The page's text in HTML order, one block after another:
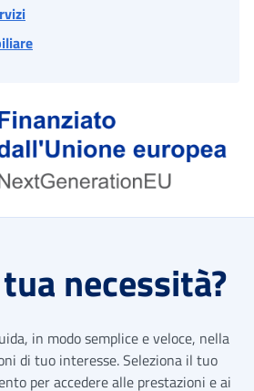
necessità?
in modo semplice e veloce, nella
di tuo interesse. Seleziona il tuo
per accedere alle prestazioni e ai